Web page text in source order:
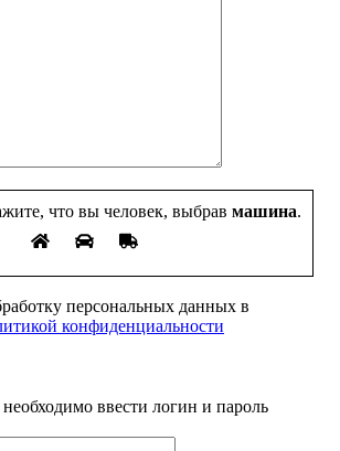
что вы человек, выбрав машина.
персональных данных в
конфиденциальности
ввести логин и пароль